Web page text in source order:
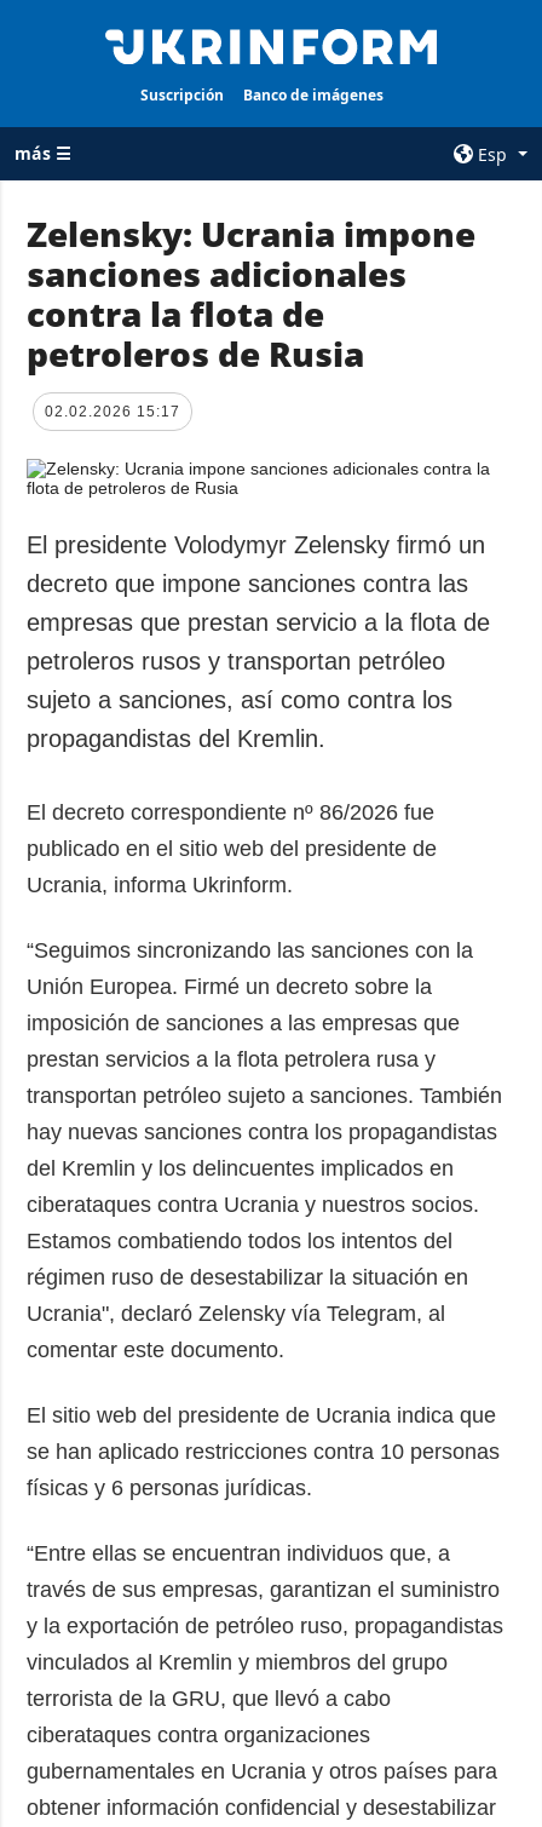
Suscripción Banco de imágenes
más ☰
Esp
TODAS LAS
CATEGORÍAS
Guerra
Reconstrucción
de Ucrania
Política
Economía
Sociedad y
Cultura
Deportes
Crimen
Desastres y
emergencias
AGENCIA
contacto
protección de
Podcasts
Publicaciones
Entrevistas
Video
Releases
Suscripción
Banco de
Zelensky: Ucrania impone
sanciones adicionales
contra la flota de
petroleros de Rusia
02.02.2026 15:17
El presidente Volodymyr Zelensky firmó un
decreto que impone sanciones contra las
empresas que prestan servicio a la flota de
petroleros rusos y transportan petróleo
sujeto a sanciones, así como contra los
propagandistas del Kremlin.
El decreto correspondiente nº 86/2026 fue
publicado en el sitio web del presidente de
Ucrania, informa Ukrinform.
“Seguimos sincronizando las sanciones con la
Unión Europea. Firmé un decreto sobre la
imposición de sanciones a las empresas que
prestan servicios a la flota petrolera rusa y
transportan petróleo sujeto a sanciones. También
hay nuevas sanciones contra los propagandistas
del Kremlin y los delincuentes implicados en
ciberataques contra Ucrania y nuestros socios.
Estamos combatiendo todos los intentos del
régimen ruso de desestabilizar la situación en
Ucrania", declaró Zelensky vía Telegram, al
comentar este documento.
El sitio web del presidente de Ucrania indica que
se han aplicado restricciones contra 10 personas
físicas y 6 personas jurídicas.
“Entre ellas se encuentran individuos que, a
través de sus empresas, garantizan el suministro
y la exportación de petróleo ruso, propagandistas
vinculados al Kremlin y miembros del grupo
terrorista de la GRU, que llevó a cabo
ciberataques contra organizaciones
gubernamentales en Ucrania y otros países para
obtener información confidencial y desestabilizar